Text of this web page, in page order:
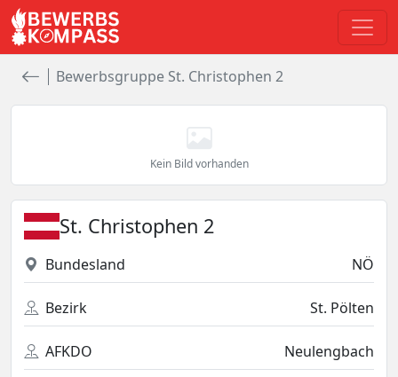
Bewerbsgruppe St. Christophen 2
Kein Bild vorhanden
St. Christophen 2
Bundesland NÖ
Bezirk St. Pölten
AFKDO Neulengbach